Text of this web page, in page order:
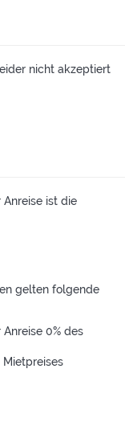
nicht akzeptiert
ist die
gelten folgende
0% des
Mietpreises